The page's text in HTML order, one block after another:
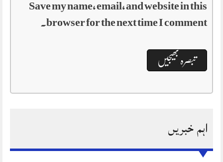
Save my name, email, and website in this
browser for the next time I comment.
اہم خبریں